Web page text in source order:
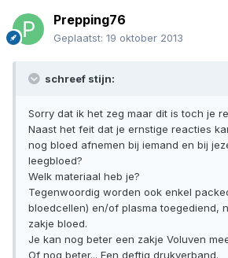
Prepping76
Geplaatst: 19 oktober 2013
schreef stijn:
Sorry dat ik het zeg maar dit is toch je
Naast het feit dat je ernstige reacties
nog bloed afnemen bij iemand en bij
leegbloed?
Welk materiaal heb je?
Tegenwoordig worden ook enkel
bloedcellen) en/of plasma toegediend,
zakje bloed.
Je kan nog beter een zakje Voluven
Of nog beter... Een deftig drukverband.